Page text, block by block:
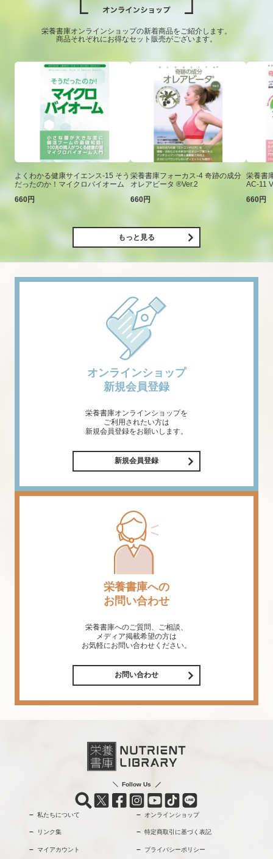
栄養書庫オンラインショップの新着商品をご紹介します。
商品それぞれにお得なセット販売がございます。
よくわかる健康サイエンス-15 そう
だったのか！マイクロバイオーム
660円
栄養書庫フォーカス-4 奇跡の成分
オレアビータ ®Ver.2
660円
栄養書
AC-11
660円
もっと見る
オンラインショップ
新規会員登録
栄養書庫オンラインショップを
ご利用されたい方は
新規会員登録をお願いします。
新規会員登録
栄養書庫への
お問い合わせ
栄養書庫へのご質問、ご相談、
メディア掲載希望の方は
お気軽にお問い合わせください。
お問い合わせ
Follow Us
私たちについて オンラインショップ
リンク集 特定商取引に基づく表記
マイアカウント プライバシーポリシー